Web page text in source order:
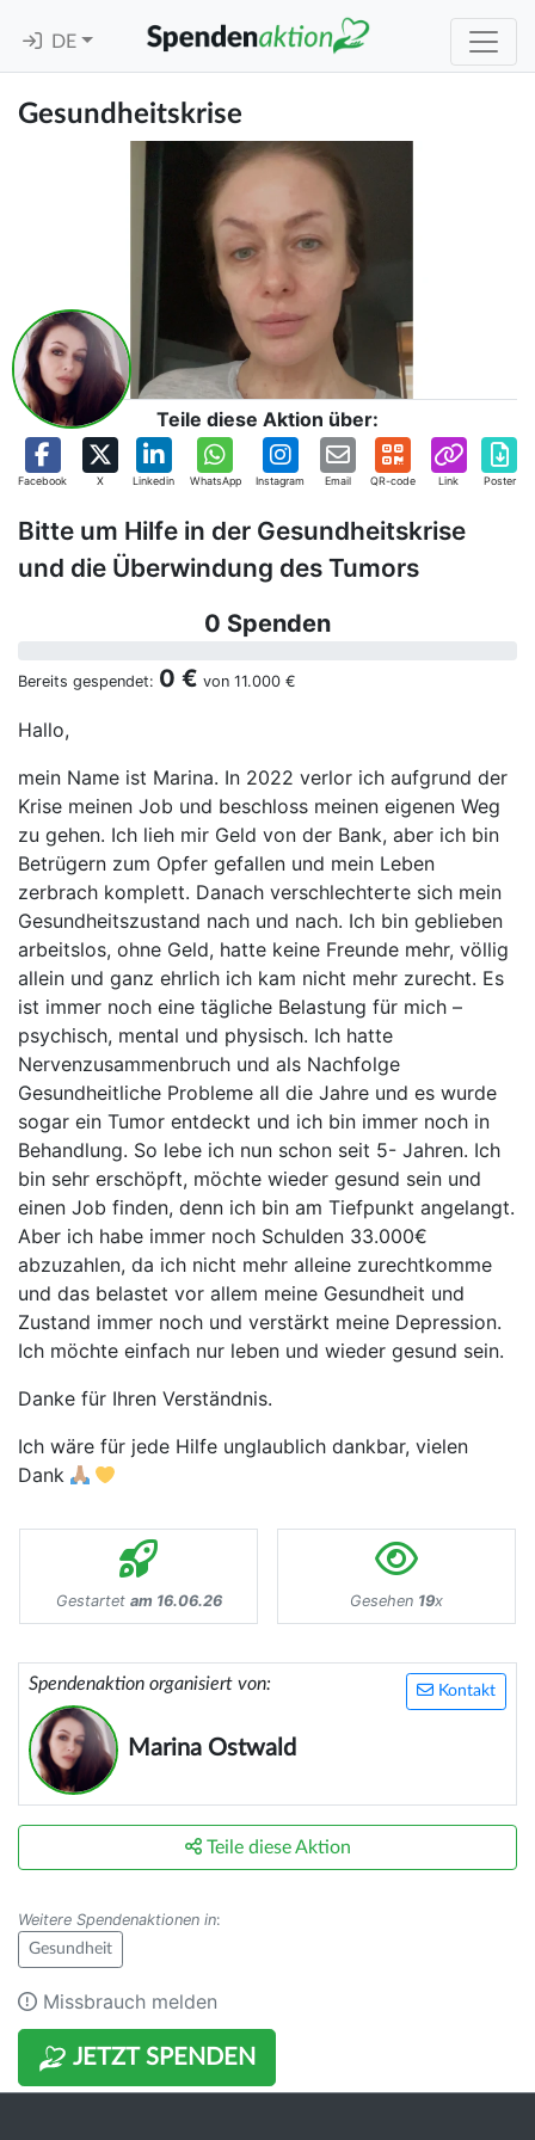
DE
Gesundheitskrise
Teile diese Aktion über:
Facebook X Linkedin WhatsApp Instagram Email QR-code Link Poster
Bitte um Hilfe in der Gesundheitskrise
und die Überwindung des Tumors
0 Spenden
Bereits gespendet: 0 € von 11.000 €
Hallo,
mein Name ist Marina. In 2022 verlor ich aufgrund der
Krise meinen Job und beschloss meinen eigenen Weg
zu gehen. Ich lieh mir Geld von der Bank, aber ich bin
Betrügern zum Opfer gefallen und mein Leben
zerbrach komplett. Danach verschlechterte sich mein
Gesundheitszustand nach und nach. Ich bin geblieben
arbeitslos, ohne Geld, hatte keine Freunde mehr, völlig
allein und ganz ehrlich ich kam nicht mehr zurecht. Es
ist immer noch eine tägliche Belastung für mich –
psychisch, mental und physisch. Ich hatte
Nervenzusammenbruch und als Nachfolge
Gesundheitliche Probleme all die Jahre und es wurde
sogar ein Tumor entdeckt und ich bin immer noch in
Behandlung. So lebe ich nun schon seit 5- Jahren. Ich
bin sehr erschöpft, möchte wieder gesund sein und
einen Job finden, denn ich bin am Tiefpunkt angelangt.
Aber ich habe immer noch Schulden 33.000€
abzuzahlen, da ich nicht mehr alleine zurechtkomme
und das belastet vor allem meine Gesundheit und
Zustand immer noch und verstärkt meine Depression.
Ich möchte einfach nur leben und wieder gesund sein.
Danke für Ihren Verständnis.
Ich wäre für jede Hilfe unglaublich dankbar, vielen
Dank
Gestartet am 16.06.26 Gesehen 19x
Kontakt
Spendenaktion organisiert von:
Marina Ostwald
JETZT SPENDEN
Teile diese Aktion
Weitere Spendenaktionen in:
Gesundheit
Missbrauch melden